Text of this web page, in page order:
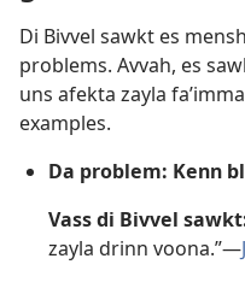
Di Bivvel sawkt es
problems. Avvah, es
uns afekta zayla
examples.
Da problem: Kenn
Vass di Bivvel
zayla drinn voona.”​—